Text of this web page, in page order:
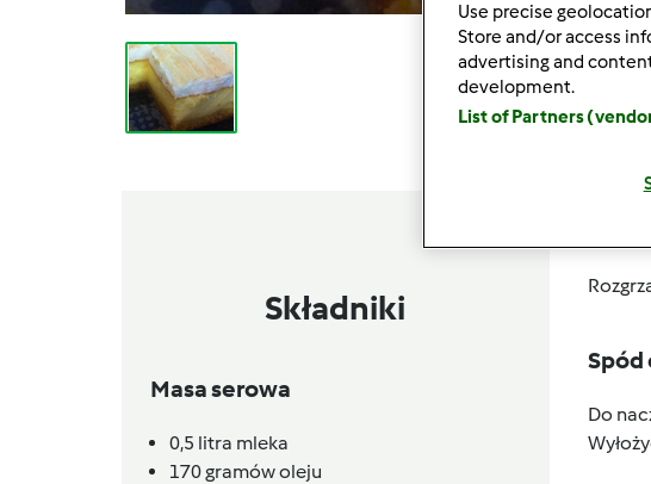
Składniki
Masa serowa
0,5 litra mleka
170gramówoleju
Spód
Do
Use precise
Store and/or access
advertising and
development.
List of Partners